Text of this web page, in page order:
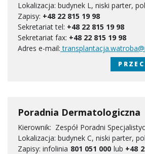
Lokalizacja: budynek L, niski parter,
Zapisy: +48 22 815 19 98
Sekretariat tel: +48 22 815 19 98
Sekretariat fax: +48 22 815 19 98
Adres e-mail:
Poradnia Dermatologiczna
Kierownik: Zespół Poradni
Lokalizacja: budynek C, niski parter,
Zapisy: infolinia 801 051 000 lub +48